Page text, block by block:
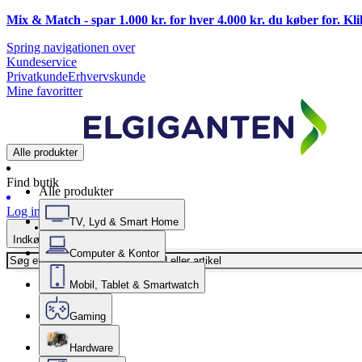
Mix & Match - spar 1.000 kr. for hver 4.000 kr. du køber for.
Spring navigationen over
Kundeservice
PrivatkundeErhvervskunde
Mine favoritter
Alle produkter
Find butik
Log ind
Indkøbskurv
Alle produkter
TV, Lyd & Smart Home
Computer & Kontor
Mobil, Tablet & Smartwatch
Gaming
Hardware